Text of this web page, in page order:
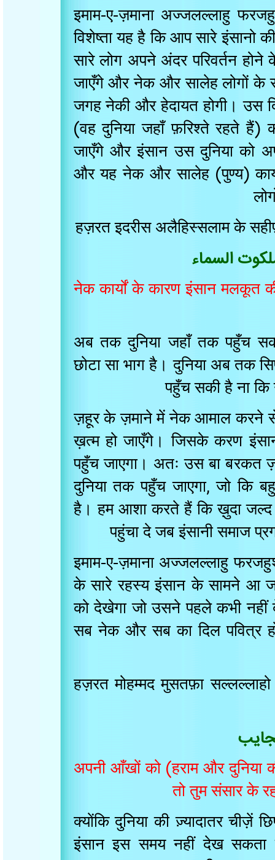
इमाम-ए-ज़माना अज्जलल्लाहु
विशेष्ता यह है कि आप सारे
सारे लोग अपने अंदर परिवर्तन
जाएँगे और नेक और सालेह लोगों
जगह नेकी और हेदायत होगी।
(वह दुनिया जहाँ फ़रिश्ते रहते
जाएँगे और इंसान उस दुनिया
और यह नेक और सालेह (पुण्य)
हज़रत इदरीस अलैहिस्सलाम के
السماء
नेक कार्यों के कारण इंसान
अब तक दुनिया जहाँ तक पहुँच
छोटा सा भाग है। दुनिया अब
पहुँच सकी है ना
ज़हूर के ज़माने में नेक आमाल
ख़त्म हो जाएँगे। जिसके करण
पहुँच जाएगा। अतः उस बा
दुनिया तक पहुँच जाएगा, जो कि
है। हम आशा करते हैं कि ख़ुदा
पहुंचा दे जब इंसानी समाज
इमाम-ए-ज़माना अज्जलल्लाहु
के सारे रहस्य इंसान के सामने
को देखेगा जो उसने पहले कभी
सब नेक और सब का दिल
हज़रत मोहम्मद मुसतफ़ा
अपनी आँखों को (हराम और
तो तुम संसार
क्योंकि दुनिया की ज़्यादातर
इंसान इस समय नहीं देख